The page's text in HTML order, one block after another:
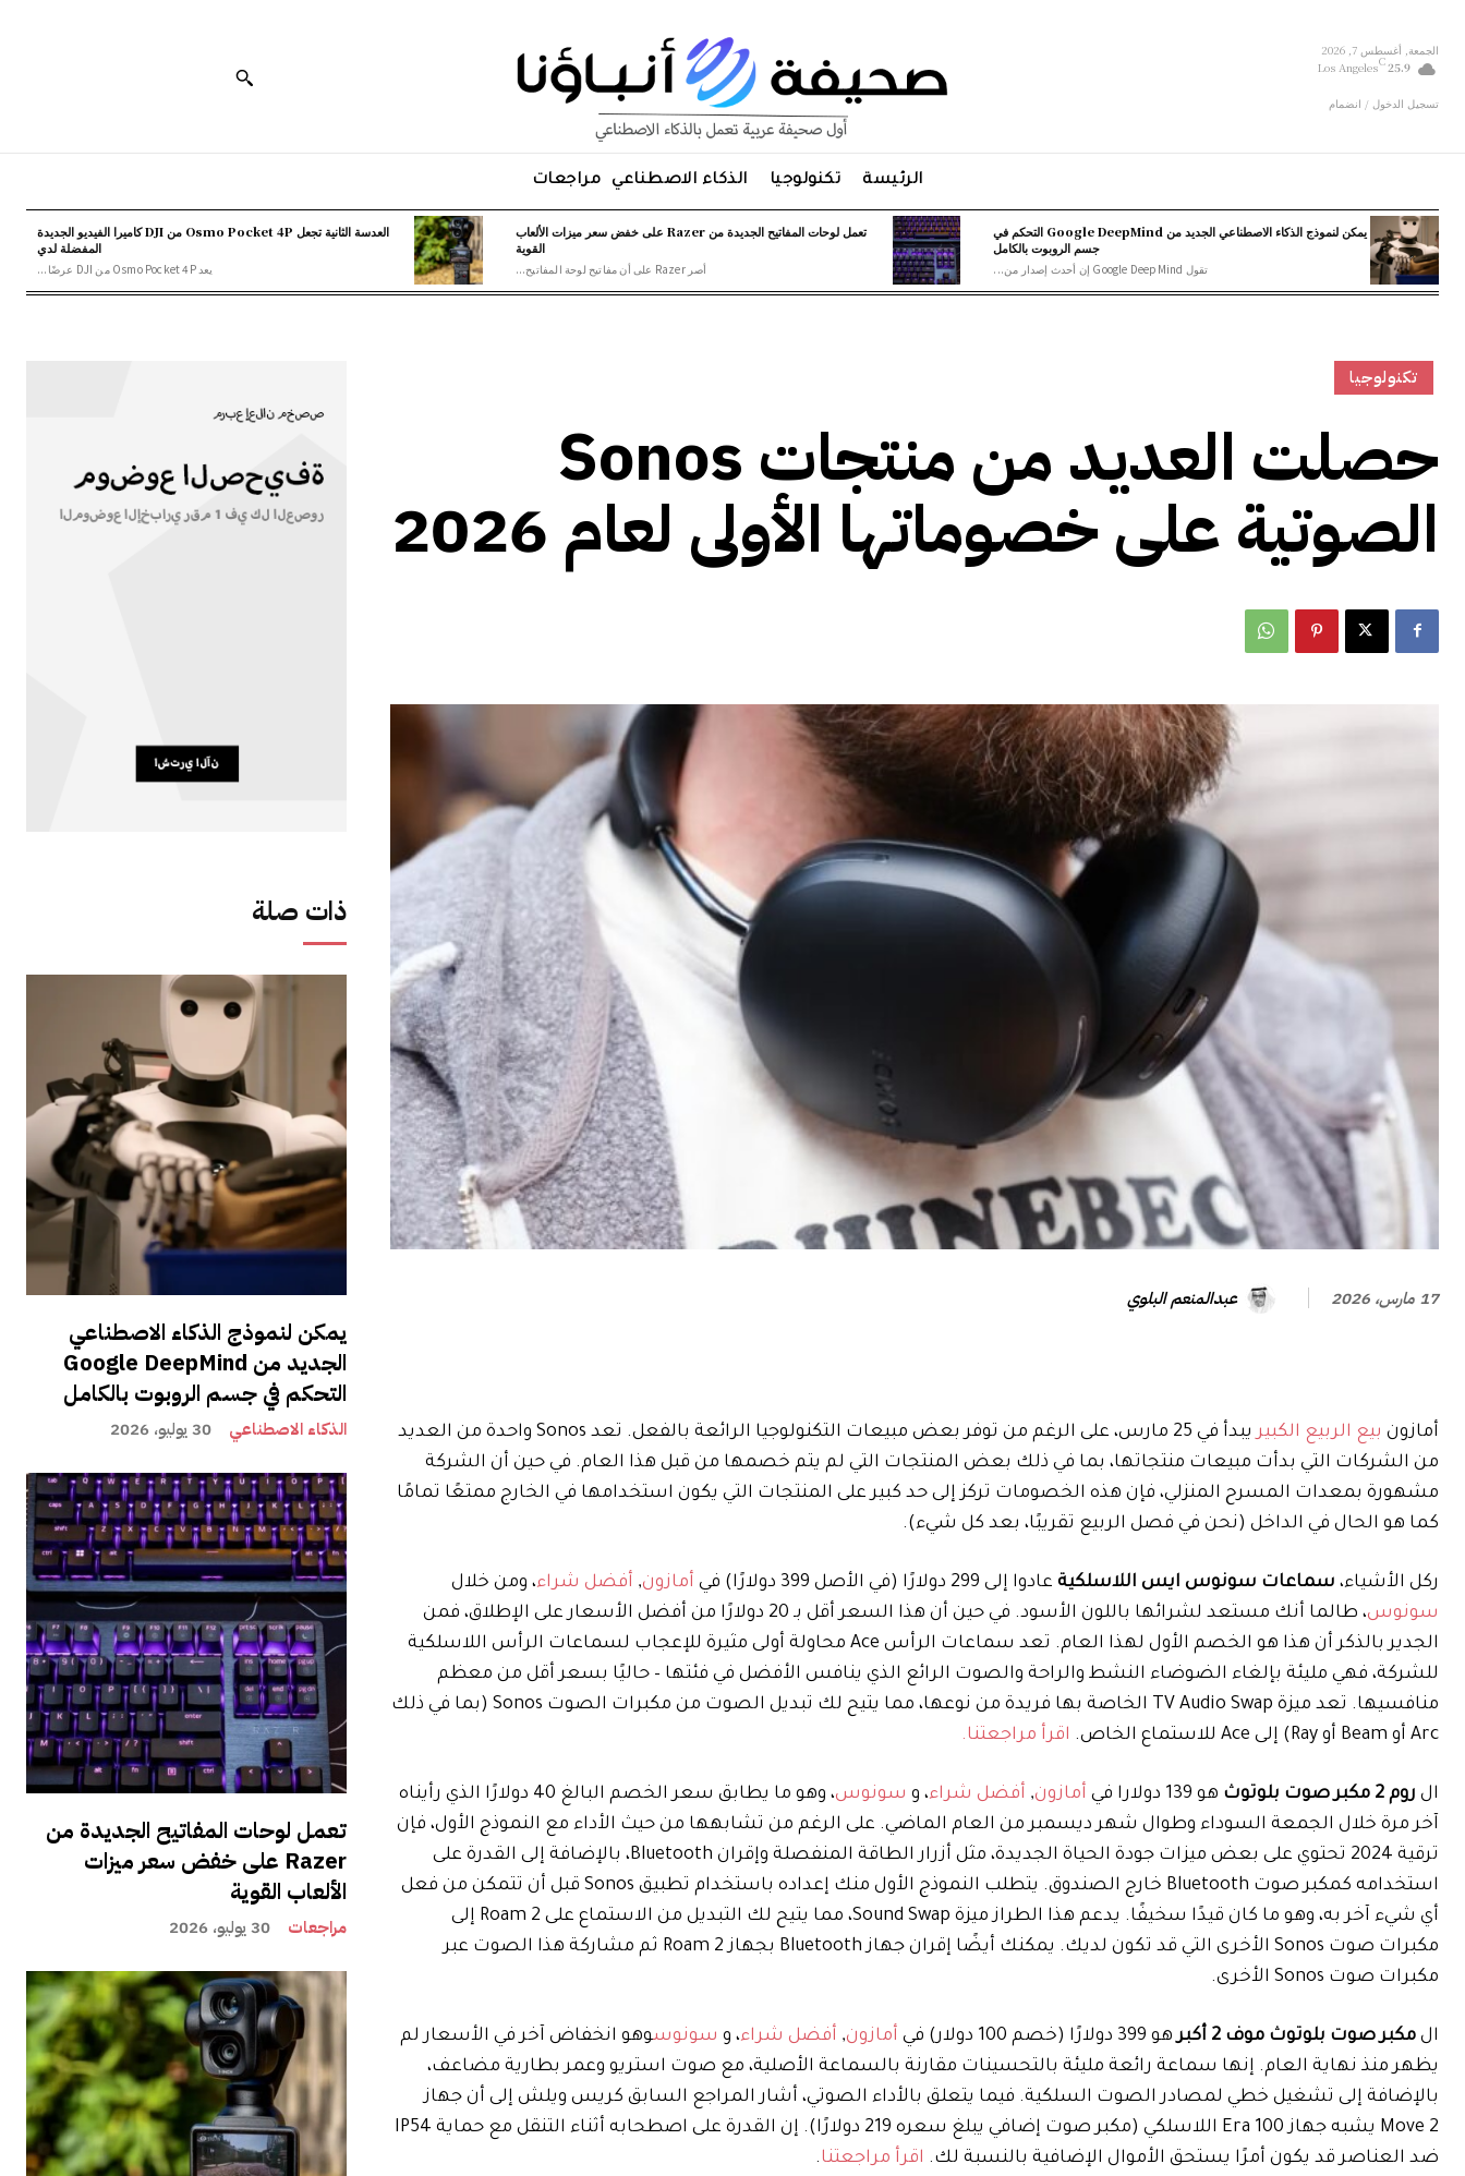
الجمعة, أغسطس 7, 2026
25.9
C
Los Angeles
تسجيل الدخول / انضمام
الرئيسة تكنولوجيا الذكاء الاصطناعي مراجعات
يمكن لنموذج الذكاء الاصطناعي الجديد من Google DeepMind التحكم في
جسم الروبوت بالكامل
تقول Google DeepMind إن أحدث إصدار من...
تعمل لوحات المفاتيح الجديدة من Razer على خفض سعر ميزات الألعاب
القوية
أصر Razer على أن مفاتيح لوحة المفاتيح...
العدسة الثانية تجعل Osmo Pocket 4P من DJI كاميرا الفيديو الجديدة
المفضلة لدي
يعد Osmo Pocket 4P من DJI عرضًا...
ذات صلة
يمكن لنموذج الذكاء الاصطناعي
الجديد من Google DeepMind
التحكم في جسم الروبوت بالكامل
الذكاء الاصطناعي 30 يوليو، 2026
تعمل لوحات المفاتيح الجديدة من
Razer على خفض سعر ميزات
الألعاب القوية
مراجعات 30 يوليو، 2026
تكنولوجيا
حصلت العديد من منتجات Sonos
الصوتية على خصوماتها الأولى لعام 2026
17 مارس، 2026 عبدالمنعم البلوي
أمازون بيع الربيع الكبير
يبدأ في 25 مارس، على الرغم من توفر بعض مبيعات التكنولوجيا الرائعة بالفعل. تعد Sonos واحدة من العديد
من الشركات التي بدأت مبيعات منتجاتها، بما في ذلك بعض المنتجات التي لم يتم خصمها من قبل هذا العام. في حين أن الشركة
مشهورة بمعدات المسرح المنزلي، فإن هذه الخصومات تركز إلى حد كبير على المنتجات التي يكون استخدامها في الخارج ممتعًا تمامًا
كما هو الحال في الداخل (نحن في فصل الربيع تقريبًا، بعد كل شيء).
ركل الأشياء، سماعات سونوس ايس اللاسلكية عادوا إلى 299 دولارًا (في الأصل 399 دولارًا) في أمازون, أفضل شراء، ومن خلال
سونوس
، طالما أنك مستعد لشرائها باللون الأسود. في حين أن هذا السعر أقل بـ 20 دولارًا من أفضل الأسعار على الإطلاق، فمن
الجدير بالذكر أن هذا هو الخصم الأول لهذا العام. تعد سماعات الرأس Ace محاولة أولى مثيرة للإعجاب لسماعات الرأس اللاسلكية
للشركة، فهي مليئة بإلغاء الضوضاء النشط والراحة والصوت الرائع الذي ينافس الأفضل في فئتها – حاليًا بسعر أقل من معظم
منافسيها. تعد ميزة TV Audio Swap الخاصة بها فريدة من نوعها، مما يتيح لك تبديل الصوت من مكبرات الصوت Sonos (بما في ذلك
Arc أو Beam أو Ray) إلى Ace للاستماع الخاص.
اقرأ مراجعتنا.
ال روم 2 مكبر صوت بلوتوث هو 139 دولارا في أمازون, أفضل شراء، و سونوس
، وهو ما يطابق سعر الخصم البالغ 40 دولارًا الذي رأيناه
آخر مرة خلال الجمعة السوداء وطوال شهر ديسمبر من العام الماضي. على الرغم من تشابهها من حيث الأداء مع النموذج الأول، فإن
ترقية 2024 تحتوي على بعض ميزات جودة الحياة الجديدة، مثل أزرار الطاقة المنفصلة وإقران Bluetooth، بالإضافة إلى القدرة على
استخدامه كمكبر صوت Bluetooth خارج الصندوق. يتطلب النموذج الأول منك إعداده باستخدام تطبيق Sonos قبل أن تتمكن من فعل
أي شيء آخر به، وهو ما كان قيدًا سخيفًا. يدعم هذا الطراز ميزة Sound Swap، مما يتيح لك التبديل من الاستماع على Roam 2 إلى
مكبرات صوت Sonos الأخرى التي قد تكون لديك. يمكنك أيضًا إقران جهاز Bluetooth بجهاز Roam 2 ثم مشاركة هذا الصوت عبر
مكبرات صوت Sonos الأخرى.
ال مكبر صوت بلوتوث موف 2 أكبر هو 399 دولارًا (خصم 100 دولار) في أمازون, أفضل شراء، و سونوسوهو انخفاض آخر في الأسعار لم
يظهر منذ نهاية العام. إنها سماعة رائعة مليئة بالتحسينات مقارنة بالسماعة الأصلية، مع صوت استريو وعمر بطارية مضاعف،
بالإضافة إلى تشغيل خطي لمصادر الصوت السلكية. فيما يتعلق بالأداء الصوتي، أشار المراجع السابق كريس ويلش إلى أن جهاز
Move 2 يشبه جهاز Era 100 اللاسلكي (مكبر صوت إضافي يبلغ سعره 219 دولارًا). إن القدرة على اصطحابه أثناء التنقل مع حماية IP54
ضد العناصر قد يكون أمرًا يستحق الأموال الإضافية بالنسبة لك. اقرأ مراجعتنا.